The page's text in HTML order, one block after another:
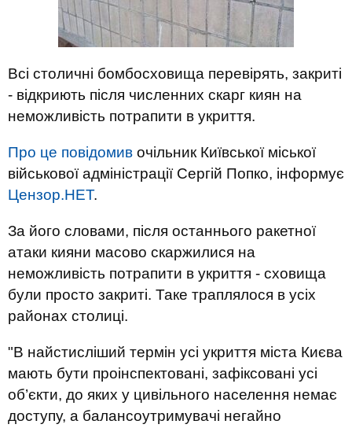
Всі столичні бомбосховища перевірять, закриті
- відкриють після численних скарг киян на
неможливість потрапити в укриття.
Про це повідомив очільник Київської міської
військової адміністрації Сергій Попко, інформує
Цензор.НЕТ.
За його словами, після останнього ракетної
атаки кияни масово скаржилися на
неможливість потрапити в укриття - сховища
були просто закриті. Таке траплялося в усіх
районах столиці.
"В найстисліший термін усі укриття міста Києва
мають бути проінспектовані, зафіксовані усі
об’єкти, до яких у цивільного населення немає
доступу, а балансоутримувачі негайно